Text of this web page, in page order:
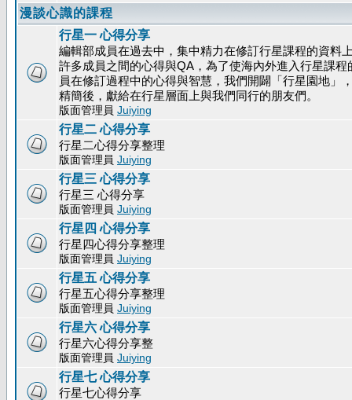
漫談心識的課程
行星一 心得分享
編輯部成員在過去中，集中精力在修訂行星課程的資料
許多成員之間的心得與QA，為了使海內外進入行星課
員在修訂過程中的心得與智慧，我們開闢「行星園地」
精簡後，獻給在行星層面上與我們同行的朋友們。
版面管理員 Juiying
行星二 心得分享
行星二心得分享整理
版面管理員 Juiying
行星三 心得分享
行星三 心得分享
版面管理員 Juiying
行星四 心得分享
行星四心得分享整理
版面管理員 Juiying
行星五 心得分享
行星五心得分享整理
版面管理員 Juiying
行星六 心得分享
行星六心得分享整
版面管理員 Juiying
行星七 心得分享
行星七心得分享